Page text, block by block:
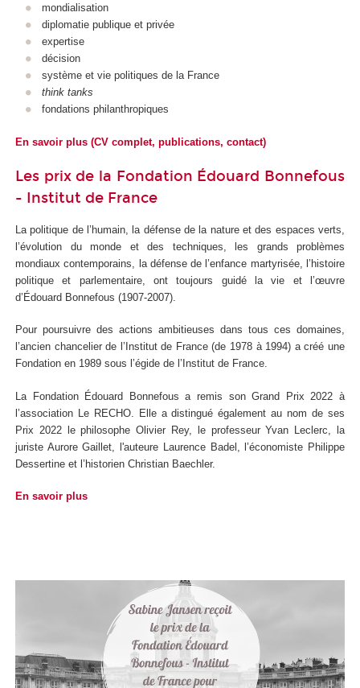
mondialisation
diplomatie publique et privée
expertise
décision
système et vie politiques de la France
think tanks
fondations philanthropiques
En savoir plus (CV complet, publications, contact)
Les prix de la Fondation Édouard Bonnefous
- Institut de France
La politique de l’humain, la défense de la nature et des espaces verts,
l’évolution du monde et des techniques, les grands problèmes
mondiaux contemporains, la défense de l’enfance martyrisée, l’histoire
politique et parlementaire, ont toujours guidé la vie et l’œuvre
d’Édouard Bonnefous (1907-2007).
Pour poursuivre des actions ambitieuses dans tous ces domaines,
l’ancien chancelier de l’Institut de France (de 1978 à 1994) a créé une
Fondation en 1989 sous l’égide de l’Institut de France.
La Fondation Édouard Bonnefous a remis son Grand Prix 2022 à
l’association Le RECHO. Elle a distingué également au nom de ses
Prix 2022 le philosophe Olivier Rey, le professeur Yvan Leclerc, la
juriste Aurore Gaillet, l'auteure Laurence Badel, l’économiste Philippe
Dessertine et l’historien Christian Baechler.
En savoir plus